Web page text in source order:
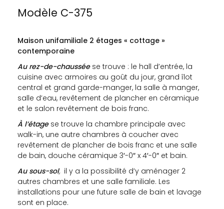
Modèle C-375
Maison unifamiliale 2 étages « cottage »
contemporaine
Au rez-de-chausséese trouve : le hall d’entrée, la
cuisine avec armoires au goût du jour, grand îlot
central et grand garde-manger, la salle à manger,
salle d’eau, revêtement de plancher en céramique
et le salon revêtement de bois franc.
À l’étage se trouve la chambre principale avec
walk-in, une autre chambres à coucher avec
revêtement de plancher de bois franc et une salle
de bain, douche céramique 3′-0″ x 4′-0″ et bain.
Au sous-sol,il y a la possibilité d’y aménager 2
autres chambres et une salle familiale. Les
installations pour une future salle de bain et lavage
sont en place.